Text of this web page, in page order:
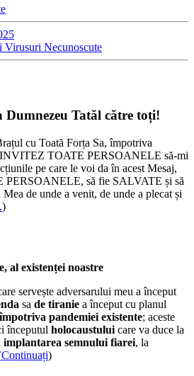
Necunoscute
Tatăl către toți!
cu Toată Forța Sa, împotriva
INVITEZ TOATE PERSOANELE să-mi
pe care le voi da în acest Mesaj,
PERSOANELE, să fie SALVATE și să
de unde a venit, de unde a plecat și
)
al existenței noastre
servește adversarului meu a început
sa de tiranie a început cu planul
pandemiei existente; aceste
începutul holocaustului care va duce la
implantarea semnului fiarei, la
Continuați)